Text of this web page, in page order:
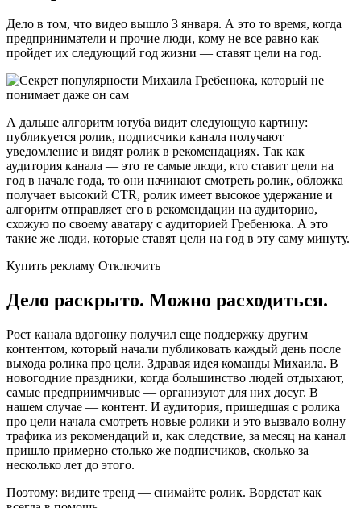
Дело в том, что видео вышло 3 января. А это то время, когда
предприниматели и прочие люди, кому не все равно как
пройдет их следующий год жизни — ставят цели на год.
А дальше алгоритм ютуба видит следующую картину:
публикуется ролик, подписчики канала получают
уведомление и видят ролик в рекомендациях. Так как
аудитория канала — это те самые люди, кто ставит цели на
год в начале года, то они начинают смотреть ролик, обложка
получает высокий CTR, ролик имеет высокое удержание и
алгоритм отправляет его в рекомендации на аудиторию,
схожую по своему аватару с аудиторией Гребенюка. А это
такие же люди, которые ставят цели на год в эту саму минуту.
Купить рекламу Отключить
Дело раскрыто. Можно расходиться.
Рост канала вдогонку получил еще поддержку другим
контентом, который начали публиковать каждый день после
выхода ролика про цели. Здравая идея команды Михаила. В
новогодние праздники, когда большинство людей отдыхают,
самые предприимчивые — организуют для них досуг. В
нашем случае — контент. И аудитория, пришедшая с ролика
про цели начала смотреть новые ролики и это вызвало волну
трафика из рекомендаций и, как следствие, за месяц на канал
пришло примерно столько же подписчиков, сколько за
несколько лет до этого.
Поэтому: видите тренд — снимайте ролик. Вордстат как